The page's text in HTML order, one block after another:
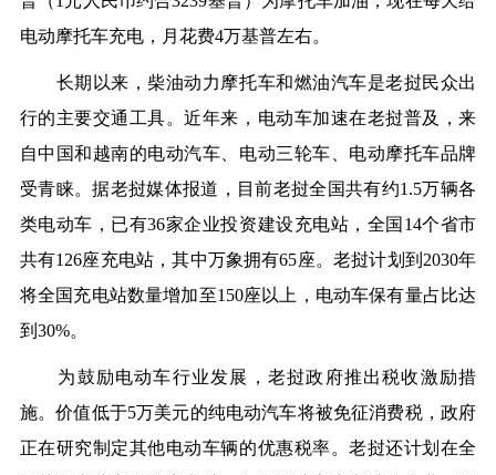
电动摩托车充电，月花费4万基普左右。
长期以来，柴油动力摩托车和燃油汽车是老挝民众出
行的主要交通工具。近年来，电动车加速在老挝普及，来
自中国和越南的电动汽车、电动三轮车、电动摩托车品牌
受青睐。据老挝媒体报道，目前老挝全国共有约1.5万辆各
类电动车，已有36家企业投资建设充电站，全国14个省市
共有126座充电站，其中万象拥有65座。老挝计划到2030年
将全国充电站数量增加至150座以上，电动车保有量占比达
到30%。
为鼓励电动车行业发展，老挝政府推出税收激励措
施。价值低于5万美元的纯电动汽车将被免征消费税，政府
正在研究制定其他电动车辆的优惠税率。老挝还计划在全